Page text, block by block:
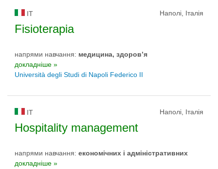
IT Наполі, Італія
Fisioterapia
напрями навчання: медицина, здоров’я
докладніше »
Università degli Studi di Napoli Federico II
IT Наполі, Італія
Hospitality management
напрями навчання: економічних і адміністративних
докладніше »